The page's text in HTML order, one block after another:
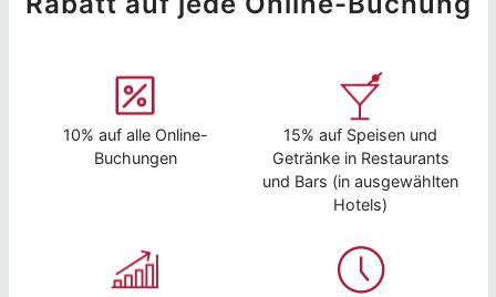
10% auf alle Online-
Buchungen
15% auf Speisen und
Getränke in Restaurants
und Bars (in ausgewählten
Hotels)